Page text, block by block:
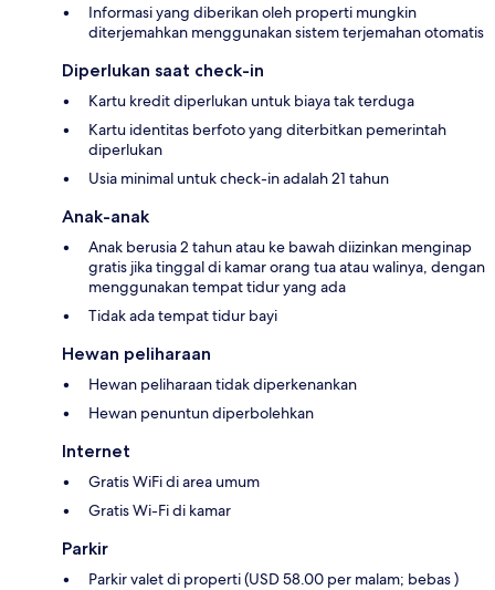
Informasi yang diberikan oleh properti mungkin
diterjemahkan menggunakan sistem terjemahan otomatis
Diperlukan saat check-in
Kartu kredit diperlukan untuk biaya tak terduga
Kartu identitas berfoto yang diterbitkan pemerintah
diperlukan
Usia minimal untuk check-in adalah 21 tahun
Anak-anak
Anak berusia 2 tahun atau ke bawah diizinkan menginap
gratis jika tinggal di kamar orang tua atau walinya, dengan
menggunakan tempat tidur yang ada
Tidak ada tempat tidur bayi
Hewan peliharaan
Hewan peliharaan tidak diperkenankan
Hewan penuntun diperbolehkan
Internet
Gratis WiFi di area umum
Gratis Wi-Fi di kamar
Parkir
Parkir valet di properti (USD 58.00 per malam; bebas )